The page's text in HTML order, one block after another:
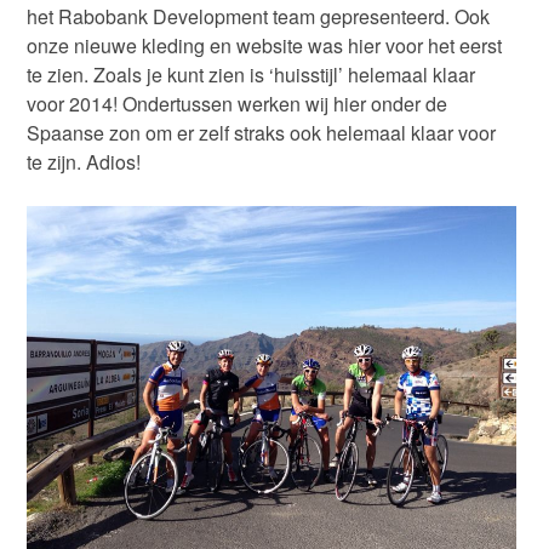
het Rabobank Development team gepresenteerd. Ook
onze nieuwe kleding en website was hier voor het eerst
te zien. Zoals je kunt zien is ‘huisstijl’ helemaal klaar
voor 2014! Ondertussen werken wij hier onder de
Spaanse zon om er zelf straks ook helemaal klaar voor
te zijn. Adios!